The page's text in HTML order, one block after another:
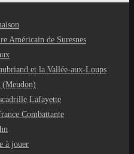
Américain de Suresnes
et la Vallée-aux-Loups
(Meudon)
Lafayette
Combattante
à jouer